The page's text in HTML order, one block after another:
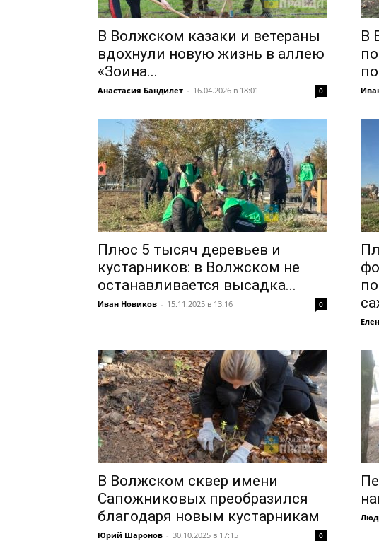
В Волжском казаки и ветераны
вдохнули новую жизнь в аллею
«Зоина...
Анастасия Бандилет - 16.04.2026 в 18:01 0
В
Плюс 5 тысяч деревьев и
кустарников: в Волжском не
останавливается высадка...
Иван Новиков - 15.11.2025 в 13:16 0
В Волжском сквер имени
Сапожниковых преобразился
благодаря новым кустарникам
Юрий Шаронов - 30.10.2025 в 17:15 0